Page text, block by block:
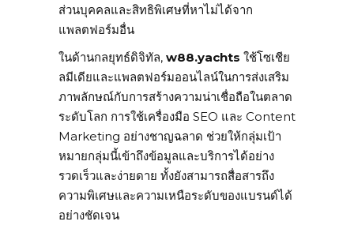
ส่วนบุคคลและสิทธิพิเศษที่หาไม่ได้จาก
แพลตฟอร์มอื่น
ในด้านกลยุทธ์ดิจิทัล, w88.yachts ใช้โซเชีย
ลมีเดียและแพลตฟอร์มออนไลน์ในการส่งเสริม
ภาพลักษณ์กับการสร้างความน่าเชื่อถือในตลาด
ระดับโลก การใช้เครื่องมือ SEO และ Content
Marketing อย่างชาญฉลาด ช่วยให้กลุ่มเป้า
หมายกลุ่มนี้เข้าถึงข้อมูลและบริการได้อย่าง
รวดเร็วและง่ายดาย ทั้งยังสามารถสื่อสารถึง
ความพิเศษและความเหนือระดับของแบรนด์ได้
อย่างชัดเจน